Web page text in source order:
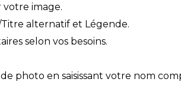
image.
alternatif et Légende.
selon vos besoins.
photo en saisissant votre nom